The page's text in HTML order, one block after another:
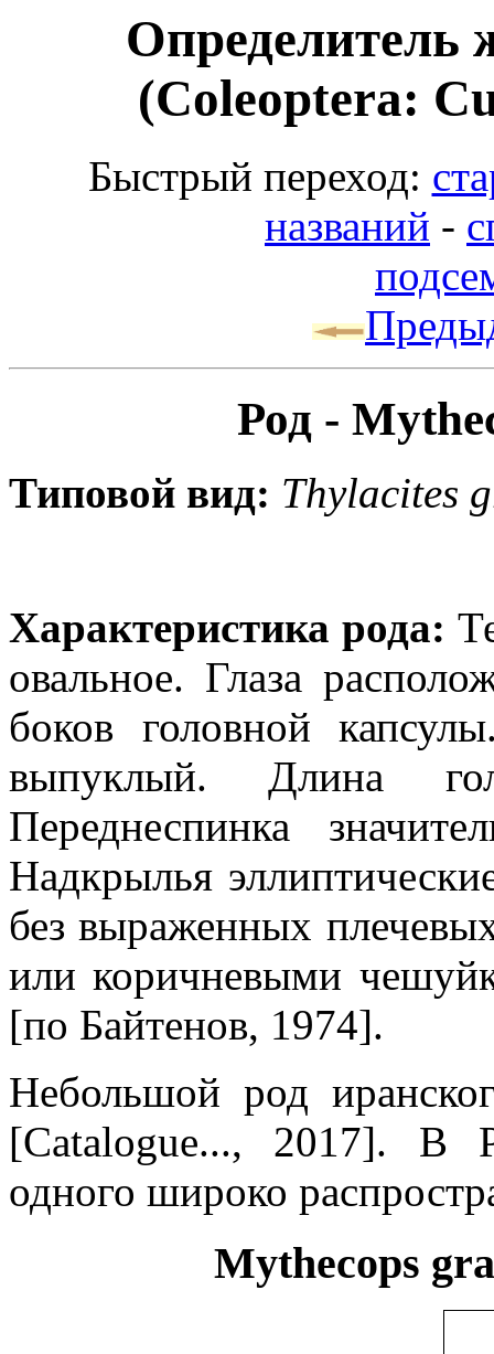
Определитель
(Coleoptera:
Быстрый переход:
названий -
Род -
Типовой вид: Thylacites
Характеристика рода:
овальное. Глаза
боков головной
выпуклый. Длина
Переднеспинка
Надкрылья
без выраженных
или коричневыми
[по Байтенов, 1974].
Небольшой род
[Catalogue..., 2017]. В
одного широко
Mythecops